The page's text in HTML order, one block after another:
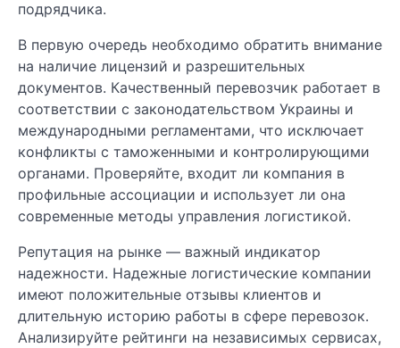
подрядчика.
В первую очередь необходимо обратить внимание
на наличие лицензий и разрешительных
документов. Качественный перевозчик работает в
соответствии с законодательством Украины и
международными регламентами, что исключает
конфликты с таможенными и контролирующими
органами. Проверяйте, входит ли компания в
профильные ассоциации и использует ли она
современные методы управления логистикой.
Репутация на рынке — важный индикатор
надежности. Надежные логистические компании
имеют положительные отзывы клиентов и
длительную историю работы в сфере перевозок.
Анализируйте рейтинги на независимых сервисах,